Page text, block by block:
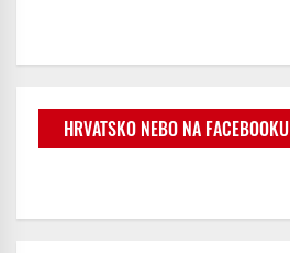
HRVATSKO NEBO NA FACEBOOKU